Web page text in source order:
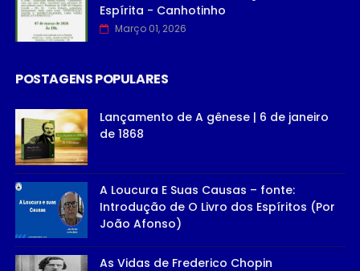
Espírita - Canhotinho
Março 01, 2026
POSTAGENS POPULARES
Lançamento de A gênese | 6 de janeiro
de 1868
A Loucura E Suas Causas – fonte:
Introdução de O Livro dos Espíritos (Por
João Afonso)
As Vidas de Frederico Chopin